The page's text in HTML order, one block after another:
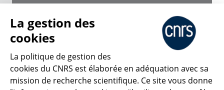
CNRS Le Mag
La gestion des
cookies
La politique de gestion des
cookies du CNRS est élaborée en adéquation avec sa
mission de recherche scientifique. Ce site vous donne